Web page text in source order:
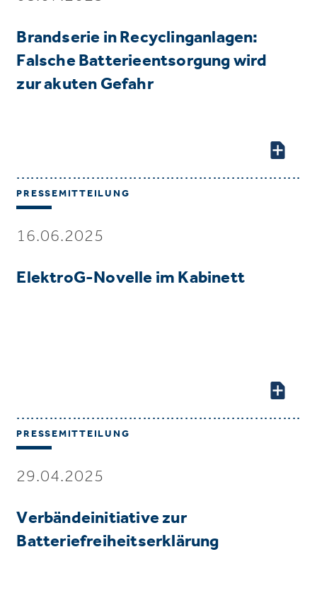
Brandserie in Recyclinganlagen:
Falsche Batterieentsorgung wird
zur akuten Gefahr
PRESSEMITTEILUNG
16.06.2025
ElektroG-Novelle im Kabinett
PRESSEMITTEILUNG
29.04.2025
Verbändeinitiative zur
Batteriefreiheitserklärung